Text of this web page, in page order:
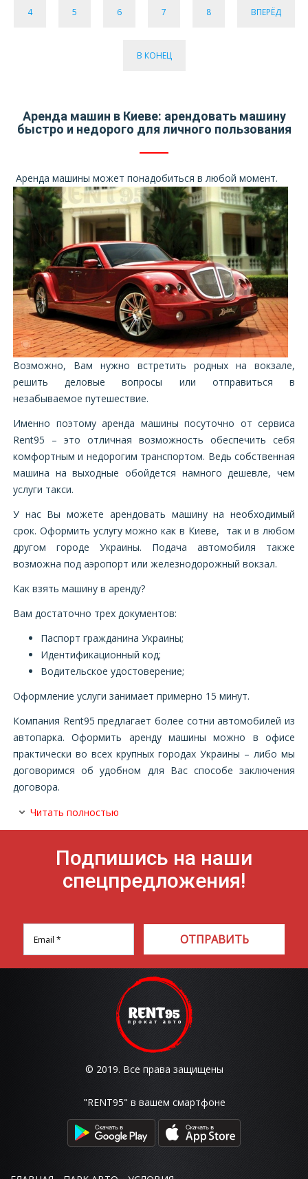
4 5 6 7 8 ВПЕРЁД
В КОНЕЦ
Аренда машин в Киеве: арендовать машину
быстро и недорого для личного пользования
Аренда машины может понадобиться в любой момент.
Возможно, Вам нужно встретить родных на вокзале,
решить деловые вопросы или отправиться в
незабываемое путешествие.
Именно поэтому аренда машины посуточно от сервиса
Rent95 – это отличная возможность обеспечить себя
комфортным и недорогим транспортом. Ведь собственная
машина на выходные обойдется намного дешевле, чем
услуги такси.
У нас Вы можете арендовать машину на необходимый
срок. Оформить услугу можно как в Киеве, так и в любом
другом городе Украины. Подача автомобиля также
возможна под аэропорт или железнодорожный вокзал.
Как взять машину в аренду?
Вам достаточно трех документов:
Паспорт гражданина Украины;
Идентификационный код;
Водительское удостоверение;
Оформление услуги занимает примерно 15 минут.
Компания Rent95 предлагает более сотни автомобилей из
автопарка. Оформить аренду машины можно в офисе
практически во всех крупных городах Украины – либо мы
договоримся об удобном для Вас способе заключения
договора.
Читать полностью
Подпишись на наши
спецпредложения!
ОТПРАВИТЬ
© 2019. Все права защищены
"RENT95" в вашем смартфоне